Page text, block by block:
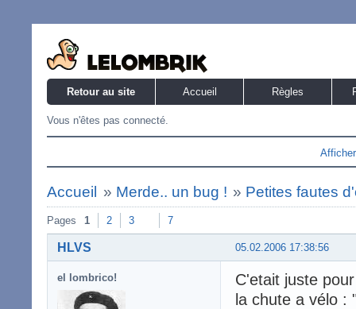
Retour au site Accueil Règles
Vous n'êtes pas connecté.
Accueil » Merde.. un bug ! » Petites fautes
Pages 1 2 3 7
05.02.2006 17:38:56
HLVS
el lombrico!
C'etait juste
la chute a vélo :